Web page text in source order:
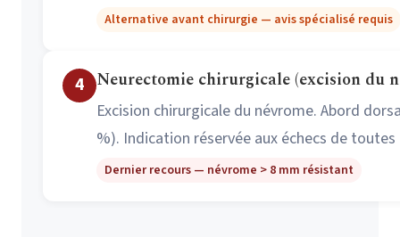
Alternative avant chirurgie — avis spécialisé requis
4 Neurectomie chirurgicale (excision du
Excision chirurgicale du névrome. Abord
%). Indication réservée aux échecs de
Dernier recours — névrome > 8 mm résistant